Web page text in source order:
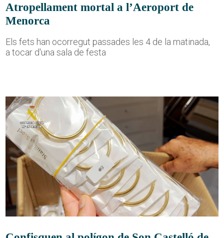
Atropellament mortal a l’Aeroport de
Menorca
Els fets han ocorregut passades les 4 de la matinada,
a tocar d'una sala de festa